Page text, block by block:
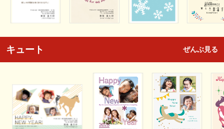
キュート ぜんぶ見る